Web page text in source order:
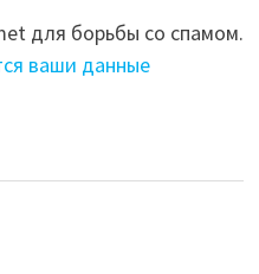
для борьбы со спамом.
ваши данные